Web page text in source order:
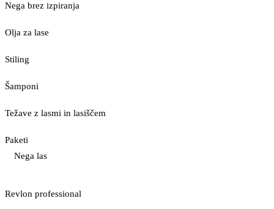
Nega brez izpiranja
Olja za lase
Stiling
Šamponi
Težave z lasmi in lasiščem
Paketi
Nega las
Revlon professional